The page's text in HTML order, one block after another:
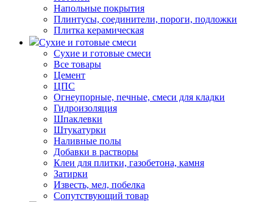
Напольные покрытия
Плинтусы, соединители, пороги, подложки
Плитка керамическая
Сухие и готовые смеси
Сухие и готовые смеси
Все товары
Цемент
ЦПС
Огнеупорные, печные, смеси для кладки
Гидроизоляция
Шпаклевки
Штукатурки
Наливные полы
Добавки в растворы
Клеи для плитки, газобетона, камня
Затирки
Известь, мел, побелка
Сопутствующий товар